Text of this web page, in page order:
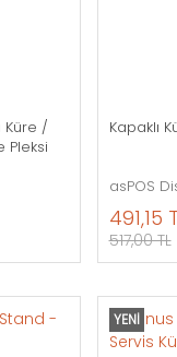
Küre /
Pleksi
Kapaklı
asPOS
491,15
517,00 TL
YENI